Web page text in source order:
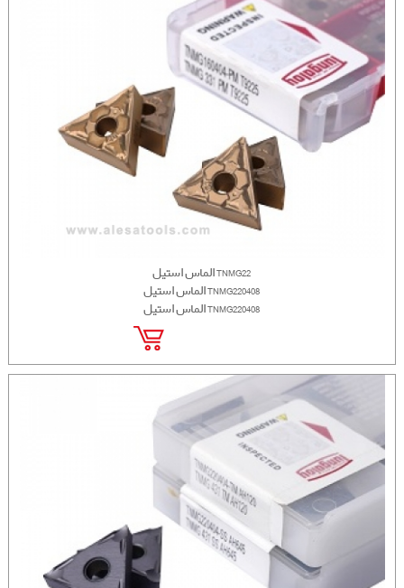
الماس استیل TNMG22
الماس استیل TNMG220408
الماس استیل TNMG220408